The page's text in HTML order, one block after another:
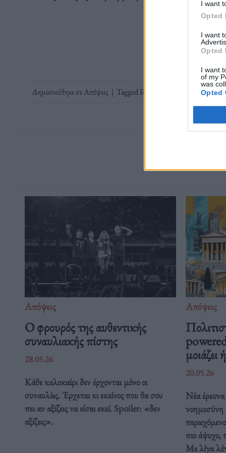
I want
Opted
I want
Opted
I want
of my
was
Opted
Διαβάστε
Δημοσιεύθηκε σεΑπόψεις | TaggedΓιώργος Μαρίνος Γιώργος
Απόψεις
O φρουρός της αυθεντικής
συναυλιακής πίστης
28.05.26
Κάθε καλοκαίρι δεν έρχονται μόνο οι
συναυλίες. Έρχεται κι εκείνος που θα σου
πει αν αξίζεις να είσαι εκεί. Spoiler: «δεν
αξίζεις».
Απόψεις
μοιάζει
20.05.26
Νέα έρευνα
νοημοσύνη
πιο άψυχο,
Με λίγα